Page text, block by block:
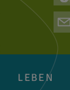
LEBEN